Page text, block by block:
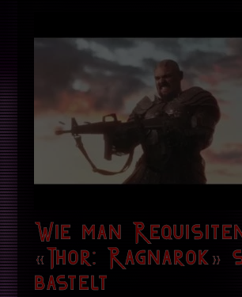
Wie man
«Thor: Ragnarok»
bastelt